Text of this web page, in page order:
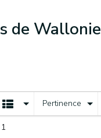
de Wallonie
Pertinence
1